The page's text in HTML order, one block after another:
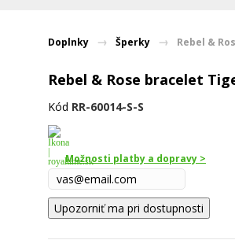
Doplnky Šperky Rebel &
Rebel & Rose bracelet
Kód RR-60014-S-S
Možnosti platby a dopravy >
Upozorniť ma pri dostupnosti